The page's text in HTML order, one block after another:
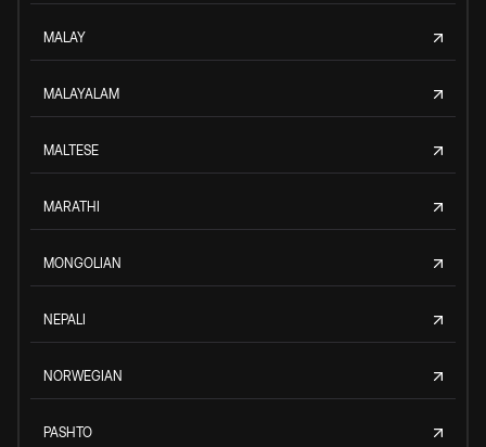
MALAY
MALAYALAM
MALTESE
MARATHI
MONGOLIAN
NEPALI
NORWEGIAN
PASHTO